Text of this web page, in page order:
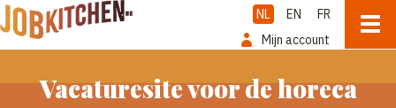
NL EN
FR
Mijn account
Vacaturesite voor de horeca